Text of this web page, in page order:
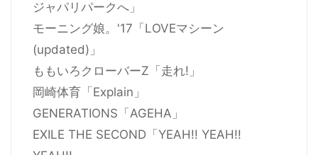
ジャパリパークへ」
モーニング娘。'17「LOVEマシーン
(updated)」
ももいろクローバーZ「走れ!」
岡崎体育「Explain」
GENERATIONS「AGEHA」
EXILE THE SECOND「YEAH!! YEAH!!